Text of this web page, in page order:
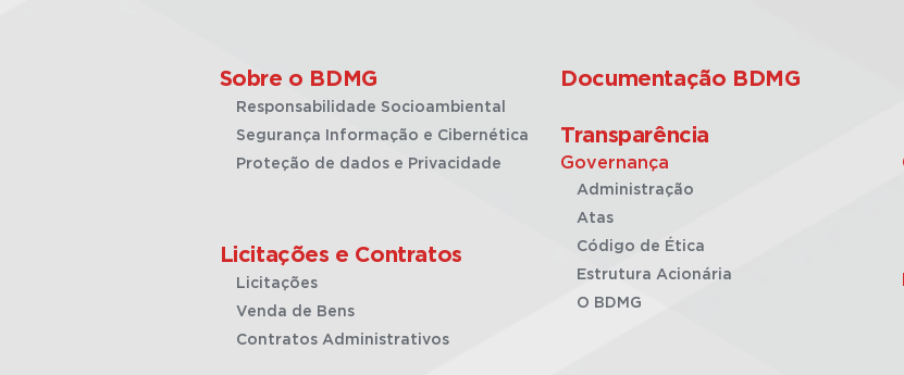
Sobre o BDMG
Responsabilidade Socioambiental
Segurança Informação e Cibernética
Proteção de dados e Privacidade
Licitações e Contratos
Licitações
Venda de Bens
Contratos Administrativos
Documentação BDMG
Transparência
Governança
Administração
Atas
Código de Ética
Estrutura Acionária
O BDMG